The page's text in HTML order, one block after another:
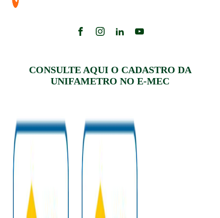
CONSULTE AQUI O CADASTRO DA
UNIFAMETRO NO E-MEC